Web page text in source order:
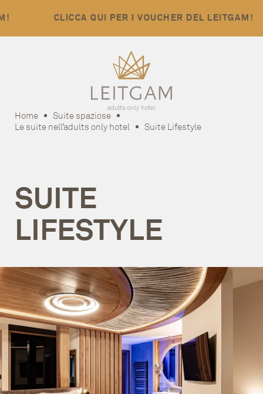
CLICCA QUI PER I VOUCHER DEL LEITGAM!
Home
Suite spaziose
Le suite nell’adults only hotel
Suite Lifestyle
SUITE
LIFESTYLE